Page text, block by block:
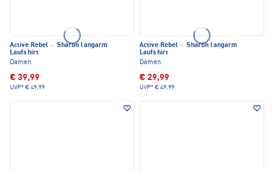
Active Rebel · Sharon langarm
Laufshirt
Damen
€ 39,99
UVP* € 49,99
Active Rebel · Sharon langarm
Laufshirt
Damen
€ 29,99
UVP* € 49,99